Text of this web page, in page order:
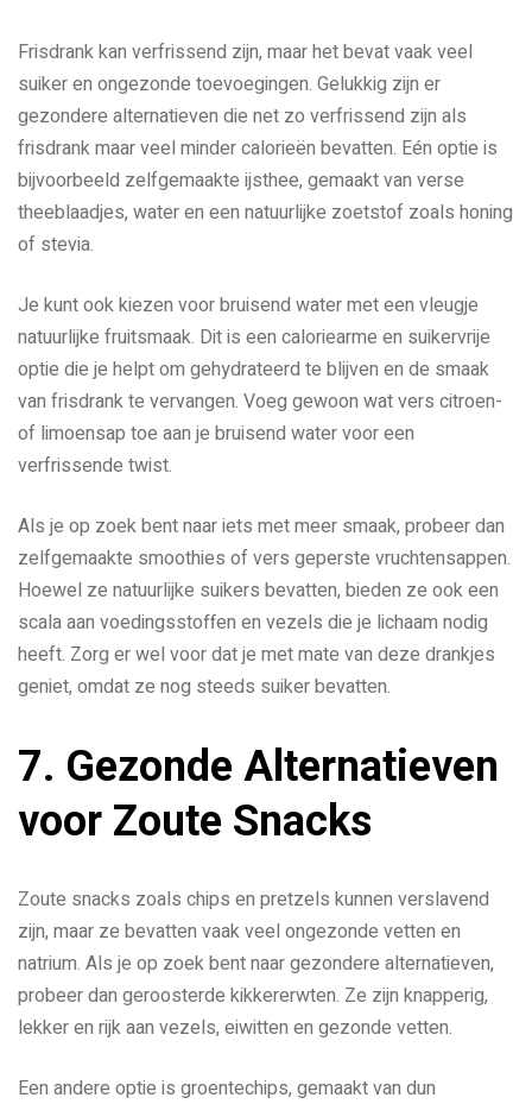
Frisdrank kan verfrissend zijn, maar het bevat vaak veel
suiker en ongezonde toevoegingen. Gelukkig zijn er
gezondere alternatieven die net zo verfrissend zijn als
frisdrank maar veel minder calorieën bevatten. Eén optie is
bijvoorbeeld zelfgemaakte ijsthee, gemaakt van verse
theeblaadjes, water en een natuurlijke zoetstof zoals honing
of stevia.
Je kunt ook kiezen voor bruisend water met een vleugje
natuurlijke fruitsmaak. Dit is een caloriearme en suikervrije
optie die je helpt om gehydrateerd te blijven en de smaak
van frisdrank te vervangen. Voeg gewoon wat vers citroen-
of limoensap toe aan je bruisend water voor een
verfrissende twist.
Als je op zoek bent naar iets met meer smaak, probeer dan
zelfgemaakte smoothies of vers geperste vruchtensappen.
Hoewel ze natuurlijke suikers bevatten, bieden ze ook een
scala aan voedingsstoffen en vezels die je lichaam nodig
heeft. Zorg er wel voor dat je met mate van deze drankjes
geniet, omdat ze nog steeds suiker bevatten.
7. Gezonde Alternatieven
voor Zoute Snacks
Zoute snacks zoals chips en pretzels kunnen verslavend
zijn, maar ze bevatten vaak veel ongezonde vetten en
natrium. Als je op zoek bent naar gezondere alternatieven,
probeer dan geroosterde kikkererwten. Ze zijn knapperig,
lekker en rijk aan vezels, eiwitten en gezonde vetten.
Een andere optie is groentechips, gemaakt van dun